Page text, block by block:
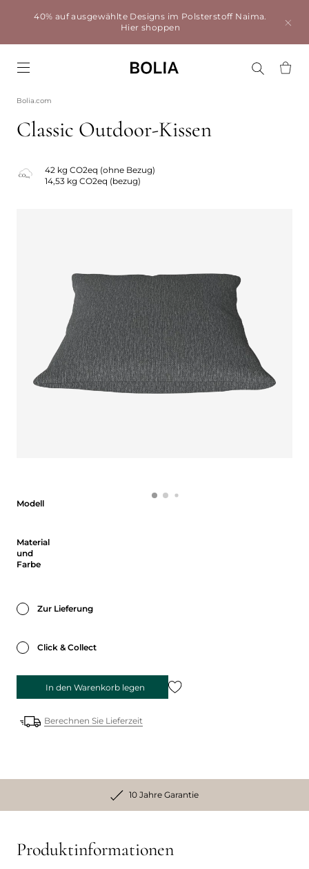
40% auf ausgewählte Designs im Polsterstoff Naima.
Hier shoppen
Bolia.com
Classic Outdoor-Kissen
42 kg CO2eq (ohne Bezug)
14,53 kg CO2eq (bezug)
Modell
Material
und
Farbe
Zur Lieferung
Click & Collect
In den Warenkorb legen
Berechnen Sie Lieferzeit
10 Jahre Garantie
Produktinformationen